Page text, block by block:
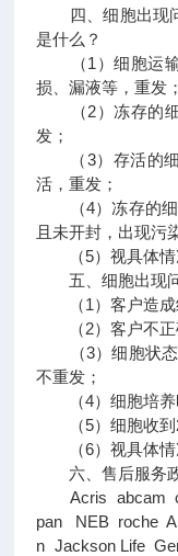
四、细胞出现问
是什么？
（1）细胞运输
损、漏液等，重发；
（2）冻存的细
发；
（3）存活的细
活，重发；
（4）冻存的细
且未开封，出现污
（5）视具体情
五、细胞出现问
（1）客户造成
（2）客户不正
（3）细胞状态
不重发；
（4）细胞培养
（5）细胞收到2
（6）视具体情
六、售后服务
Acris abcam
pan NEB roche
n Jackson Life